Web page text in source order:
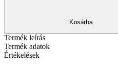
Kosárba
Termék leírás
Termék adatok
Értékelések